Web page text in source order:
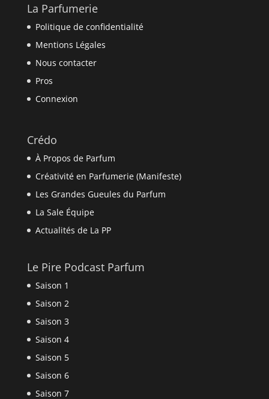
La Parfumerie
Politique de confidentialité
Mentions Légales
Nous contacter
Pros
Connexion
Crédo
À Propos de Parfum
Créativité en Parfumerie (Manifeste)
Les Grandes Gueules du Parfum
La Sale Équipe
Actualités de La PP
Le Pire Podcast Parfum
Saison 1
Saison 2
Saison 3
Saison 4
Saison 5
Saison 6
Saison 7